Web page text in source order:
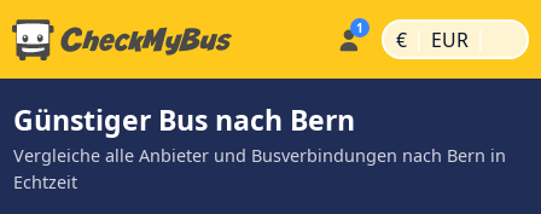
€ | EUR |
Günstiger Bus nach Bern
Vergleiche alle Anbieter und Busverbindungen nach Bern in
Echtzeit